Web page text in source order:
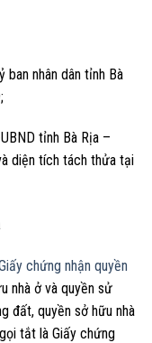
nhân dân tỉnh Bà
tỉnh Bà Rịa –
diện tích tách thửa tại
chứng nhận quyền
nhà ở và quyền sử
đất, quyền sở hữu nhà
tắt là Giấy chứng